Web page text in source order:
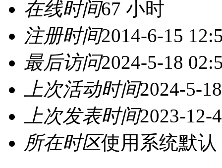
在线时间67 小时
注册时间2014-6-15
最后访问2024-5-18
上次活动时间2024-5-
上次发表时间2023-12-
所在时区使用系统默认